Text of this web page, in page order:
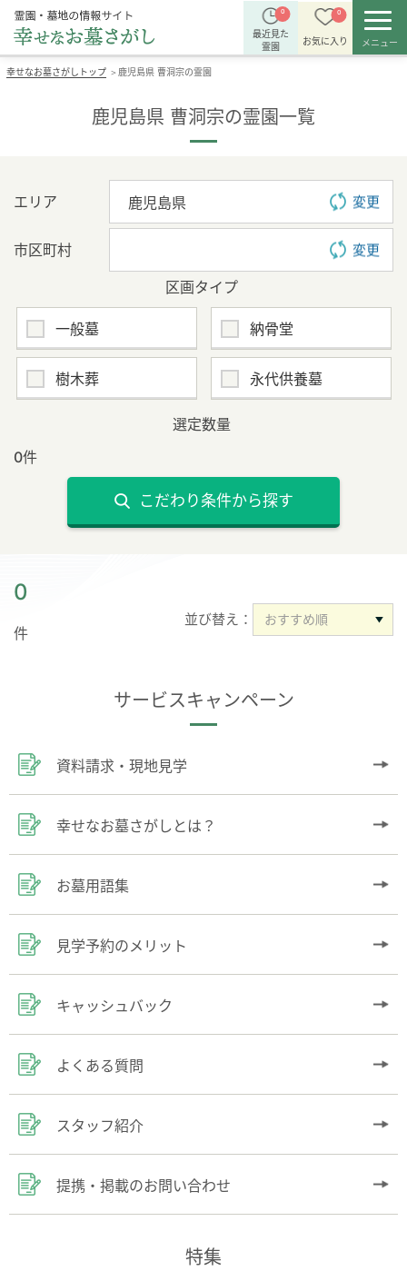
0
最近見た
霊園
0
お気に入り メニュー
幸せなお墓さがしトップ ＞ 鹿児島県 曹洞宗の霊園
鹿児島県 曹洞宗の霊園一覧
エリア 変更
市区町村 変更
区画タイプ
一般墓 納骨堂
樹木葬 永代供養墓
選定数量
0件
こだわり条件から探す
0
件
並び替え：
サービスキャンペーン
資料請求・現地見学
幸せなお墓さがしとは？
お墓用語集
見学予約のメリット
キャッシュバック
よくある質問
スタッフ紹介
提携・掲載のお問い合わせ
特集